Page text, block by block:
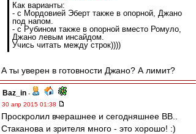
Как варианты:
- с Мордовией Эберт также в опорной, Джано
под напом.
- с Рубином также в опорной вместо Ромуло,
Джано левым инсайдом.
Учись читать между строк))))
А ты уверен в готовности Джано? А лимит?
Baz_in -
30 апр 2015 01:38
Проскролил вчерашнее и сегодняшнее ВВ..
Стаканова и зрителя много - это хорошо! :)